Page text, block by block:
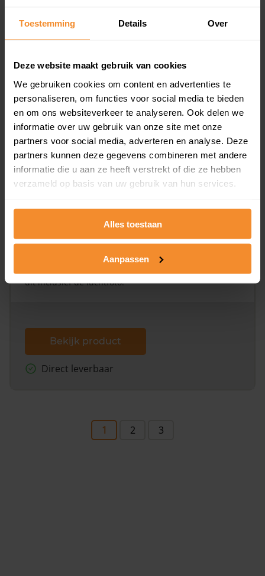
Toestemming Details Over
Deze website maakt gebruik van cookies
We gebruiken cookies om content en advertenties te
personaliseren, om functies voor social media te bieden
en om ons websiteverkeer te analyseren. Ook delen we
informatie over uw gebruik van onze site met onze
partners voor social media, adverteren en analyse. Deze
partners kunnen deze gegevens combineren met andere
informatie die u aan ze heeft verstrekt of die ze hebben
verzameld op basis van uw gebruik van hun services.
Alles toestaan
Aanpassen
Inclusief 1 jaar gratis updates
inclusief een jaar lang gratis updates van nieuwe
koopsommen.
Bekijk product
Direct leverbaar
Kadastrale kaart pakket
Alleen globale ligging perceel
Een uitgebreid overzicht van het perceel en
omliggende percelen met de kadastrale erfgrenzen,
dit inclusief de luchtfoto!
Bekijk product
Direct leverbaar
1 2 3